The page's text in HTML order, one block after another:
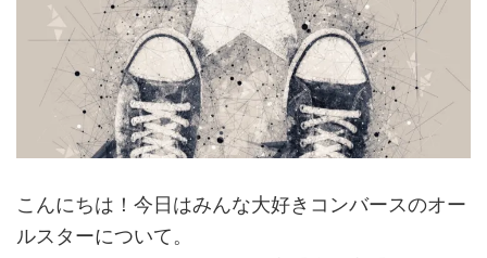
こんにちは！今日はみんな大好きコンバースのオー
ルスターについて。